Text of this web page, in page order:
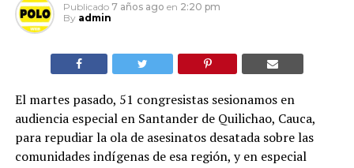
Publicado 7 años ago en 2:20 pm
By admin
El martes pasado, 51 congresistas sesionamos en
audiencia especial en Santander de Quilichao, Cauca,
para repudiar la ola de asesinatos desatada sobre las
comunidades indígenas de esa región, y en especial